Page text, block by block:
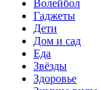
Волейбол
Гаджеты
Дети
Дом и сад
Еда
Звёзды
Здоровье